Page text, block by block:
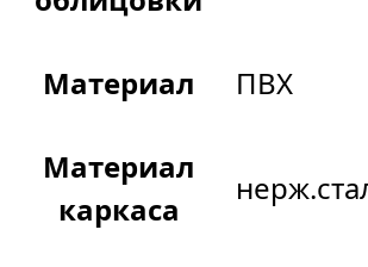
Материал ПВХ
Материал
каркаса